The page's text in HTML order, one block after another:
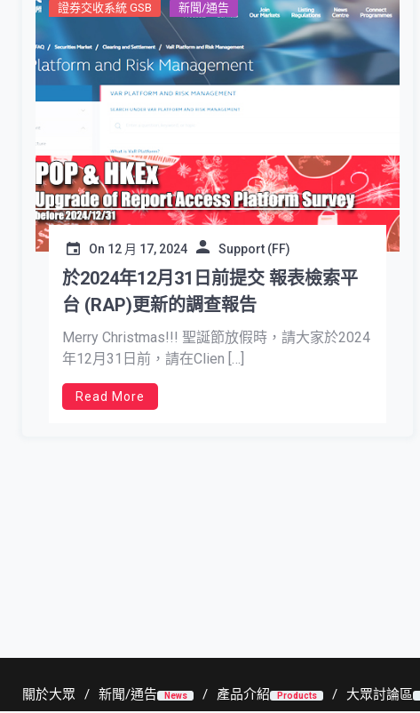
證券交收系統 GSB 新聞/通告
On 12 月 17, 2024 Support (FF)
於2024年12月31日前提交 報表檢索平
台 (RAP)更新的調查報告
Merry Christmas!!! 聖誕節放假時，請大家於2024
年12月31日前，請在Clien […]
Read More
關於大眾 新聞/通告 News 產品介紹 Products 大眾討論區